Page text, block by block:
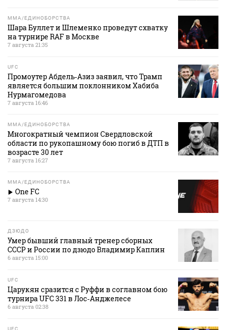
MMA/ЕДИНОБОРСТВА
Шара Буллет и Шлеменко проведут схватку
на турнире RAF в Москве
7 августа 21:35
UFC
Промоутер Абдель‑Азиз заявил, что Трамп
является большим поклонником Хабиба
Нурмагомедова
7 августа 16:46
MMA/ЕДИНОБОРСТВА
Многократный чемпион Свердловской
области по рукопашному бою погиб в ДТП в
возрасте 30 лет
7 августа 16:27
MMA/ЕДИНОБОРСТВА
One FC
7 августа 14:30
ДЗЮДО
Умер бывший главный тренер сборных
СССР и России по дзюдо Владимир Каплин
6 августа 15:00
UFC
Царукян сразится с Руффи в соглавном бою
турнира UFC 331 в Лос‑Анджелесе
6 августа 02:38
UFC